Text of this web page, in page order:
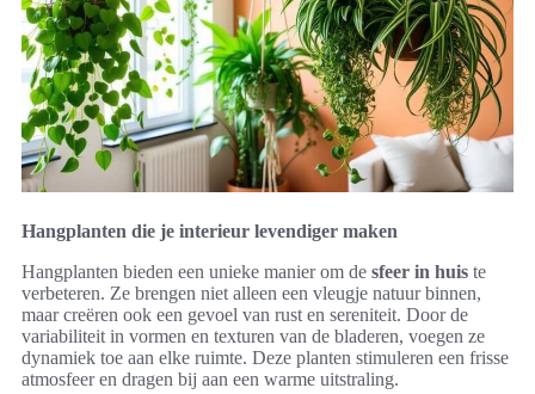
Hangplanten die je interieur levendiger maken
Hangplanten bieden een unieke manier om de sfeer in huis te
verbeteren. Ze brengen niet alleen een vleugje natuur binnen,
maar creëren ook een gevoel van rust en sereniteit. Door de
variabiliteit in vormen en texturen van de bladeren, voegen ze
dynamiek toe aan elke ruimte. Deze planten stimuleren een frisse
atmosfeer en dragen bij aan een warme uitstraling.